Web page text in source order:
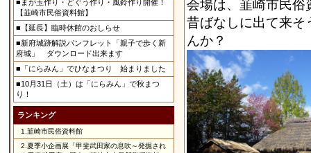
■まが玉作り・どぐう作り・風鈴作り開催！
【韮崎市民俗資料館】
■【延長】臨時休館のおしらせ
■新府城跡解説パンフレット「親子で歩く新
府城」 ダウンロード出来ます
■「にらみん」でひなまつり 始まりました
■10月31日（土）は「にらみん」で秋まつ
り！
ランキング
1. 韮崎市民俗資料館
2. 夏季小企画展「甲斐武田家の息吹～発掘され
会場は、韮崎市民俗
昔ばなしに出て来そ
んか？